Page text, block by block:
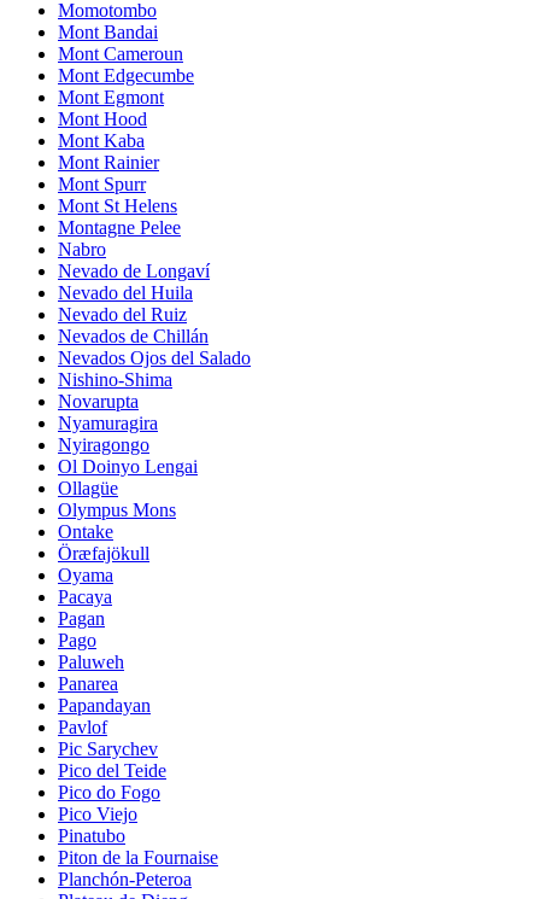
Momotombo
Mont Bandai
Mont Cameroun
Mont Edgecumbe
Mont Egmont
Mont Hood
Mont Kaba
Mont Rainier
Mont Spurr
Mont St Helens
Montagne Pelee
Nabro
Nevado de Longaví
Nevado del Huila
Nevado del Ruiz
Nevados de Chillán
Nevados Ojos del Salado
Nishino-Shima
Novarupta
Nyamuragira
Nyiragongo
Ol Doinyo Lengai
Ollagüe
Olympus Mons
Ontake
Öræfajökull
Oyama
Pacaya
Pagan
Pago
Paluweh
Panarea
Papandayan
Pavlof
Pic Sarychev
Pico del Teide
Pico do Fogo
Pico Viejo
Pinatubo
Piton de la Fournaise
Planchón-Peteroa